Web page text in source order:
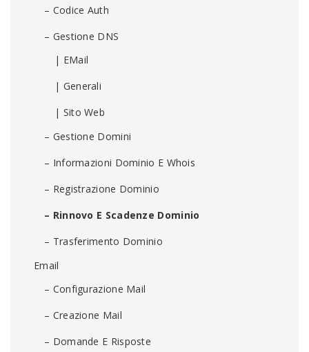
– Codice Auth
– Gestione DNS
| EMail
| Generali
| Sito Web
– Gestione Domini
– Informazioni Dominio E Whois
– Registrazione Dominio
– Rinnovo E Scadenze Dominio
– Trasferimento Dominio
Email
– Configurazione Mail
– Creazione Mail
– Domande E Risposte